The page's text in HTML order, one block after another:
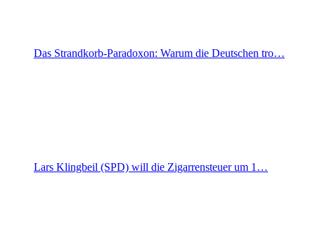
Das Strandkorb-Paradoxon: Warum die Deutschen tro…
Lars Klingbeil (SPD) will die Zigarrensteuer um 1…